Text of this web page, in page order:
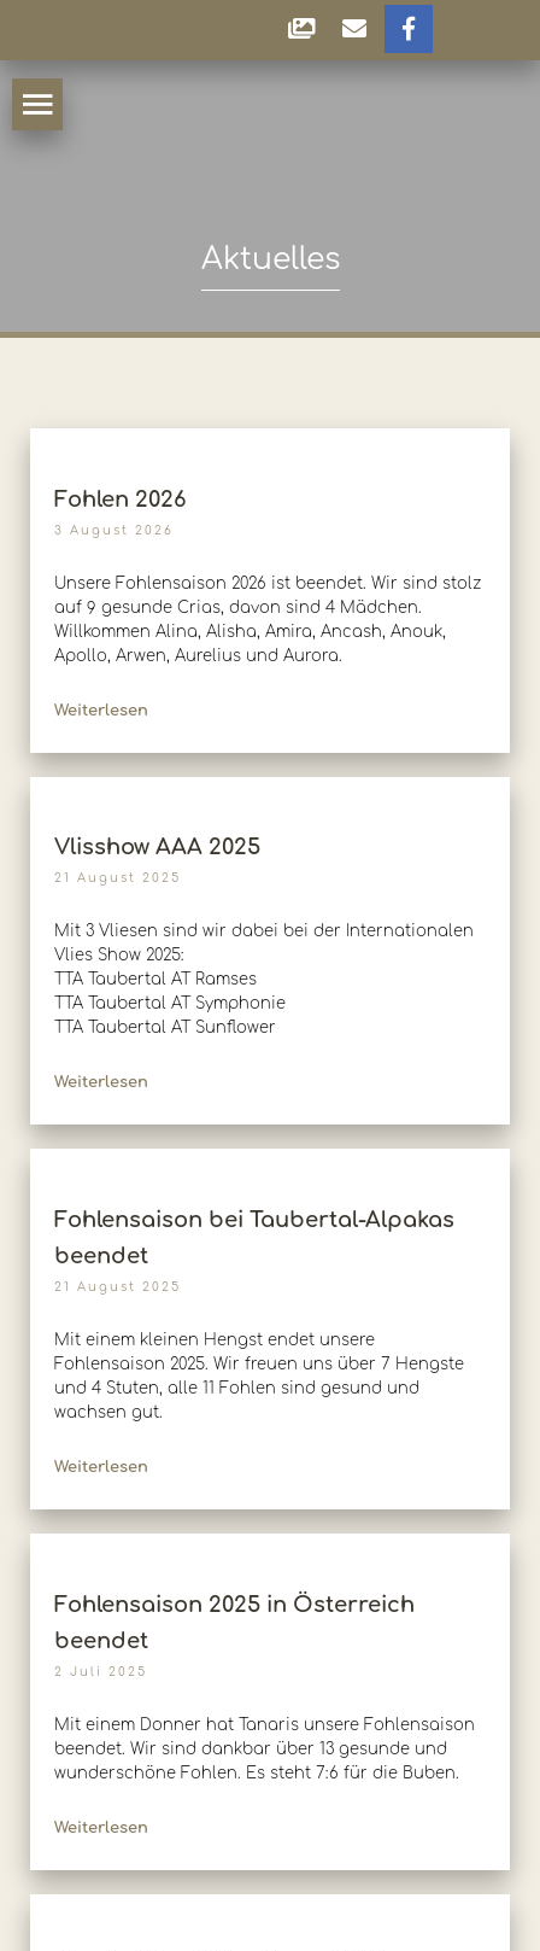
Aktuelles
Fohlen 2026
3 August 2026
Unsere Fohlensaison 2026 ist beendet. Wir sind stolz
auf 9 gesunde Crias, davon sind 4 Mädchen.
Willkommen Alina, Alisha, Amira, Ancash, Anouk,
Apollo, Arwen, Aurelius und Aurora.
Weiterlesen
Vlisshow AAA 2025
21 August 2025
Mit 3 Vliesen sind wir dabei bei der Internationalen
Vlies Show 2025:
TTA Taubertal AT Ramses
TTA Taubertal AT Symphonie
TTA Taubertal AT Sunflower
Weiterlesen
Fohlensaison bei Taubertal-Alpakas
beendet
21 August 2025
Mit einem kleinen Hengst endet unsere
Fohlensaison 2025. Wir freuen uns über 7 Hengste
und 4 Stuten, alle 11 Fohlen sind gesund und
wachsen gut.
Weiterlesen
Fohlensaison 2025 in Österreich
beendet
2 Juli 2025
Mit einem Donner hat Tanaris unsere Fohlensaison
beendet. Wir sind dankbar über 13 gesunde und
wunderschöne Fohlen. Es steht 7:6 für die Buben.
Weiterlesen